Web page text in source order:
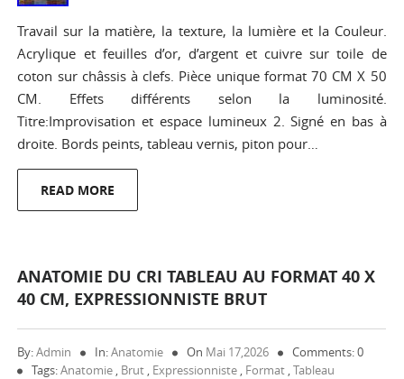
Travail sur la matière, la texture, la lumière et la Couleur.
Acrylique et feuilles d’or, d’argent et cuivre sur toile de
coton sur châssis à clefs. Pièce unique format 70 CM X 50
CM. Effets différents selon la luminosité.
Titre:Improvisation et espace lumineux 2. Signé en bas à
droite. Bords peints, tableau vernis, piton pour…
READ MORE
ANATOMIE DU CRI TABLEAU AU FORMAT 40 X
40 CM, EXPRESSIONNISTE BRUT
By:Admin In:Anatomie On Mai 17,2026
Comments: 0
Tags:Anatomie , Brut , Expressionniste , Format ,Tableau